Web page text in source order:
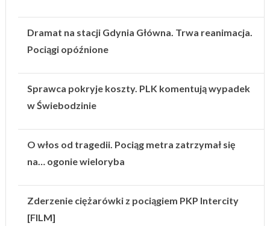
Dramat na stacji Gdynia Główna. Trwa reanimacja.
Pociągi opóźnione
Sprawca pokryje koszty. PLK komentują wypadek
w Świebodzinie
O włos od tragedii. Pociąg metra zatrzymał się
na… ogonie wieloryba
Zderzenie ciężarówki z pociągiem PKP Intercity
[FILM]